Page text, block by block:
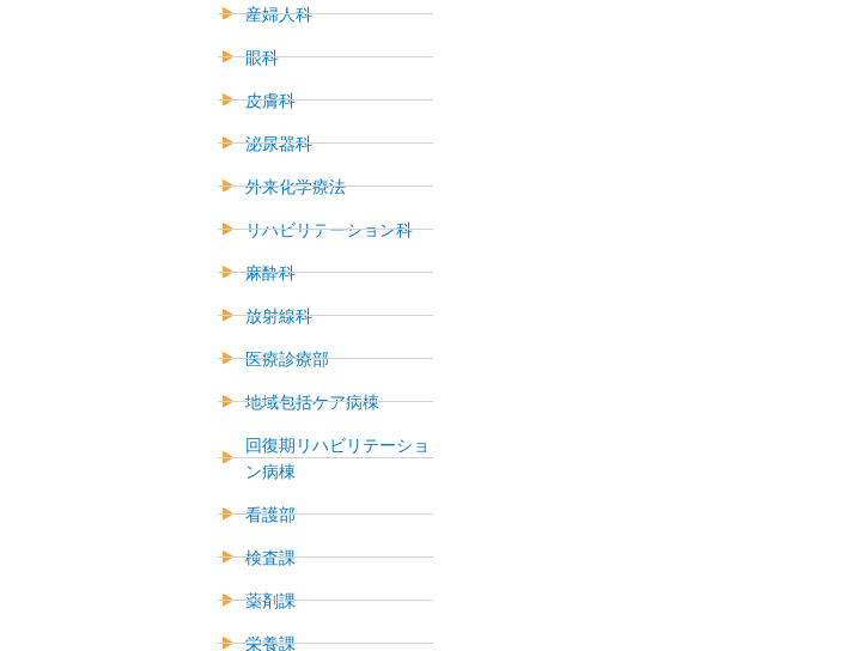
産婦人科
眼科
皮膚科
泌尿器科
外来化学療法
リハビリテーション科
麻酔科
放射線科
医療診療部
地域包括ケア病棟
回復期リハビリテーショ
ン病棟
看護部
検査課
薬剤課
栄養課